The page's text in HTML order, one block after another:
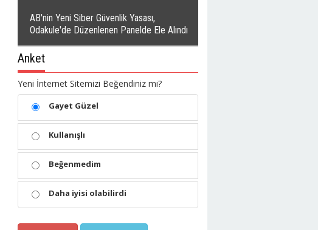
AB'nin Yeni Siber Güvenlik Yasası,
Odakule'de Düzenlenen Panelde Ele Alındı
Anket
Yeni İnternet Sitemizi Beğendiniz mi?
Gayet Güzel
Kullanışlı
Beğenmedim
Daha iyisi olabilirdi